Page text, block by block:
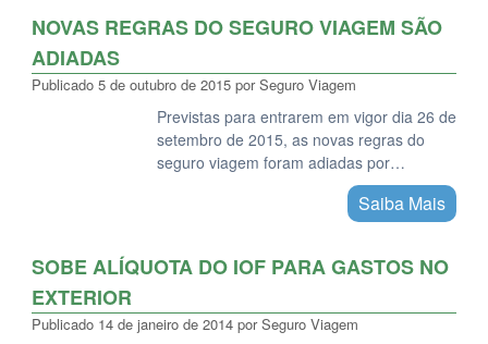
NOVAS REGRAS DO SEGURO VIAGEM SÃO
ADIADAS
Publicado 5 de outubro de 2015 por Seguro Viagem
Previstas para entrarem em vigor dia 26 de
setembro de 2015, as novas regras do
seguro viagem foram adiadas por…
Saiba Mais
SOBE ALÍQUOTA DO IOF PARA GASTOS NO
EXTERIOR
Publicado 14 de janeiro de 2014 por Seguro Viagem